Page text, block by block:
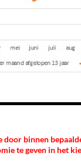
door binnen
te geven in het